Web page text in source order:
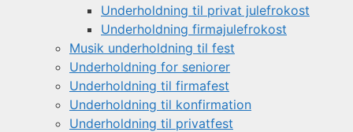
Underholdning til privat julefrokost
Underholdning firmajulefrokost
Musik underholdning til fest
Underholdning for seniorer
Underholdning til firmafest
Underholdning til konfirmation
Underholdning til privatfest